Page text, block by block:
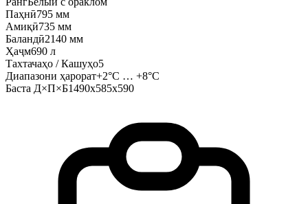
Паҳнӣ795 мм
Амиқӣ735 мм
Баландӣ2140 мм
Ҳаҷм690 л
Тахтачаҳо / Кашуҳо5
Диапазони ҳарорат+2°C … +8°C
Баста Д×П×Б1490х585х590